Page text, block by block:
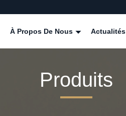
À Propos De Nous Actualités
Produits